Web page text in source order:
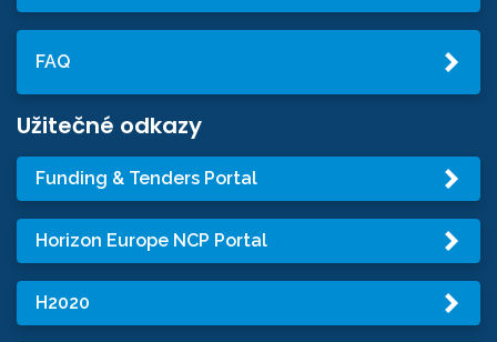
FAQ
Užitečné odkazy
Funding & Tenders Portal
Horizon Europe NCP Portal
H2020